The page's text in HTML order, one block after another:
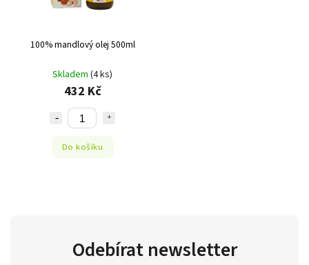
100% mandlový olej 500ml
Skladem (4 ks)
432 Kč
Do košíku
Odebírat newsletter